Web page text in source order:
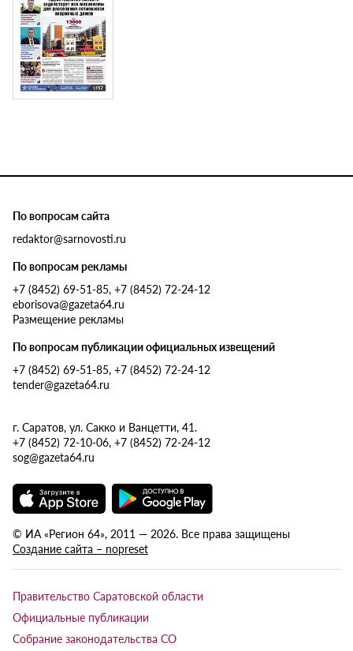
По вопросам сайта
redaktor@sarnovosti.ru
По вопросам рекламы
+7 (8452) 69-51-85, +7 (8452) 72-24-12
eborisova@gazeta64.ru
Размещение рекламы
По вопросам публикации официальных извещений
+7 (8452) 69-51-85, +7 (8452) 72-24-12
tender@gazeta64.ru
г. Саратов, ул. Сакко и Ванцетти, 41.
+7 (8452) 72-10-06, +7 (8452) 72-24-12
sog@gazeta64.ru
© ИА «Регион 64», 2011 — 2026. Все права защищены
Создание сайта – nopreset
Правительство Саратовской области
Официальные публикации
Собрание законодательства СО